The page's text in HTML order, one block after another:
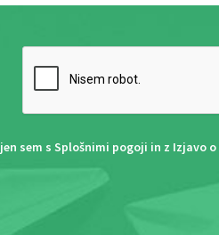
sem s Splošnimi pogoji in z Izjavo